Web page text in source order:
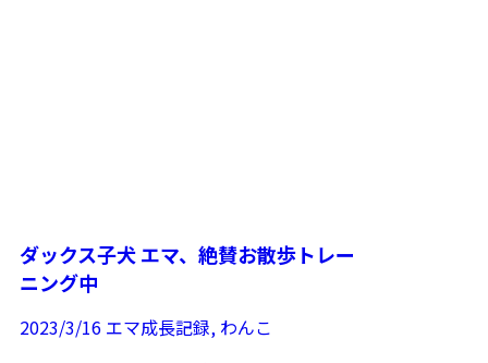
ダックス子犬 エマ、絶賛お散歩トレー
ニング中
2023/3/16 エマ成長記録, わんこ